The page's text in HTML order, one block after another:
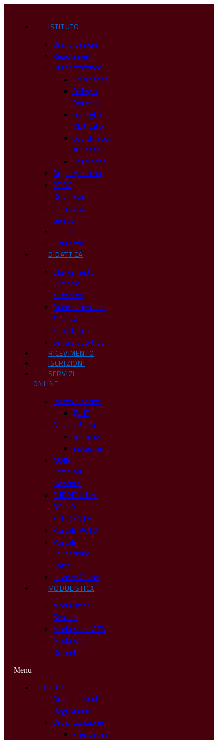
ISTITUTO
Orario Lezioni
Regolamenti
Organizzazione
Presidenza
Collegio
Docenti
Consiglio
d’Istituto
Coordinatori
di Classe
Segreteria
Organigramma
PTOF
Dove Siamo
Comitato
Genitori
Storia
Sicurezza
DIDATTICA
Libri di Testo
Curricolo
d’Istituto
Orientamento in
Entrata
Eportfolio
Centro Sportivo
RICEVIMENTO
ISCRIZIONI
SERVIZI
ONLINE
Posta Docenti
@ .IT
Allende Social
Youtube
Instagram
NOIPA
Carta del
Docente
CURRICULUM
DELLO
STUDENTE
Portale PCTO
Portale
Educazione
Civica
Istanze Online
MODULISTICA
Modulistica
Genitori
Modulistica ATA
Modulistica
Docenti
Menu
ISTITUTO
Orario Lezioni
Regolamenti
Organizzazione
Presidenza